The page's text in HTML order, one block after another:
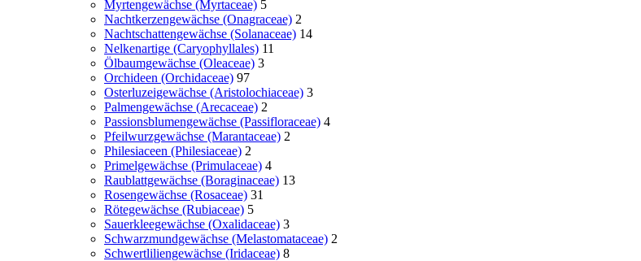
Myrtengewächse (Myrtaceae) 5
Nachtkerzengewächse (Onagraceae) 2
Nachtschattengewächse (Solanaceae) 14
Nelkenartige (Caryophyllales) 11
Ölbaumgewächse (Oleaceae) 3
Orchideen (Orchidaceae) 97
Osterluzeigewächse (Aristolochiaceae) 3
Palmengewächse (Arecaceae) 2
Passionsblumengewächse (Passifloraceae) 4
Pfeilwurzgewächse (Marantaceae) 2
Philesiaceen (Philesiaceae) 2
Primelgewächse (Primulaceae) 4
Raublattgewächse (Boraginaceae) 13
Rosengewächse (Rosaceae) 31
Rötegewächse (Rubiaceae) 5
Sauerkleegewächse (Oxalidaceae) 3
Schwarzmundgewächse (Melastomataceae) 2
Schwertliliengewächse (Iridaceae) 8